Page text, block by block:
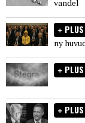
vandel
PLUS
ny
PLUS
PLUS